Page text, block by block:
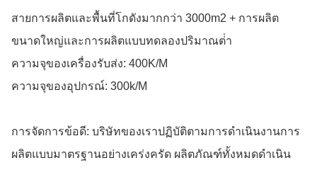
สายการผลิตและพื้นที่โกดังมากกว่า 3000m2 + การผลิต
ขนาดใหญ่และการผลิตแบบทดลองปริมาณต่ํา
ความจุของเครื่องรับส่ง: 400K/M
ความจุของอุปกรณ์: 300k/M
การจัดการข้อดี: บริษัทของเราปฏิบัติตามการดําเนินงานการ
ผลิตแบบมาตรฐานอย่างเคร่งครัด ผลิตภัณฑ์ทั้งหมดดําเนิน